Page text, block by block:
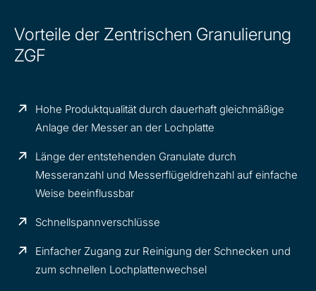
Vorteile der Zentrischen Granulierung
ZGF
Hohe Produktqualität durch dauerhaft gleichmäßige
Anlage der Messer an der Lochplatte
Länge der entstehenden Granulate durch
Messeranzahl und Messerflügeldrehzahl auf einfache
Weise beeinflussbar
Schnellspannverschlüsse
Einfacher Zugang zur Reinigung der Schnecken und
zum schnellen Lochplattenwechsel